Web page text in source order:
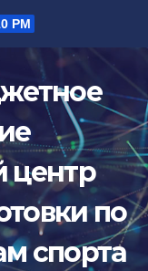
PM
центр
по
спорта